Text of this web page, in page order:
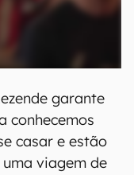
garante
conhecemos
casar e estão
viagem de